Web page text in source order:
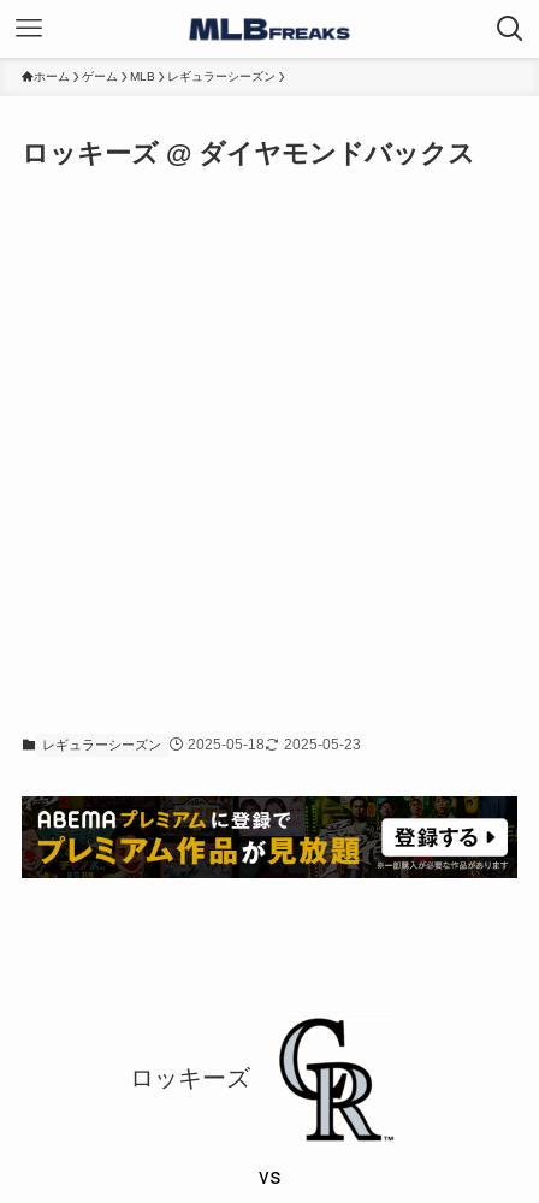
ホーム ゲーム MLB レギュラーシーズン
ロッキーズ @ ダイヤモンドバックス
レギュラーシーズン 2025-05-18 2025-05-23
ロッキーズ
vs